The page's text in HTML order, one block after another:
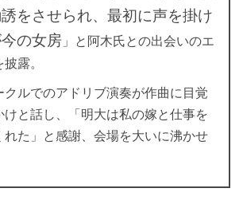
をさせられ、最初に声を掛け
の女房 」と阿木氏との出会いのエ
露。
クルでのアドリブ演奏が作曲に目覚
けと話し、「明大は私の嫁と仕事を
れた」と感謝、会場を大いに沸かせ